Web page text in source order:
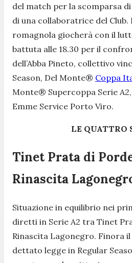
del match per la scomparsa
di una collaboratrice del Club.
romagnola giocherà con il
battuta alle 18.30 per il
dell’Abba Pineto, collettivo
Season, Del Monte® Coppa
Monte® Supercoppa Serie
Emme Service Porto Viro.
LE QUATTRO
Tinet Prata di
Rinascita
Situazione in equilibrio nei
diretti in Serie A2 tra Tinet
Rinascita Lagonegro. Finora
dettato legge in Regular